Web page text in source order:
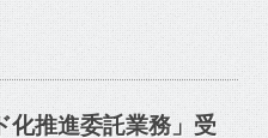
化推進委託業務」受